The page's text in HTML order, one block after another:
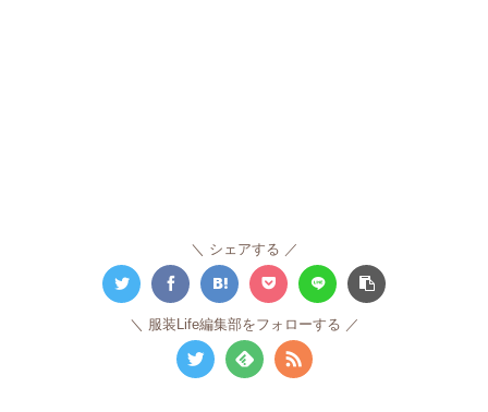
シェアする
服装Life編集部をフォローする